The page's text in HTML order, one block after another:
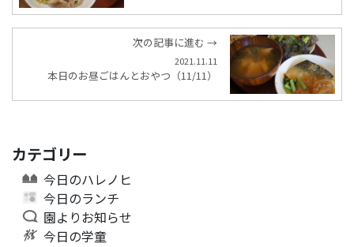
次の記事に進む →
2021.11.11
本日のお昼ごはんとおやつ（11/11）
カテゴリー
今日のハレノヒ
今日のランチ
園よりお知らせ
今日の学童